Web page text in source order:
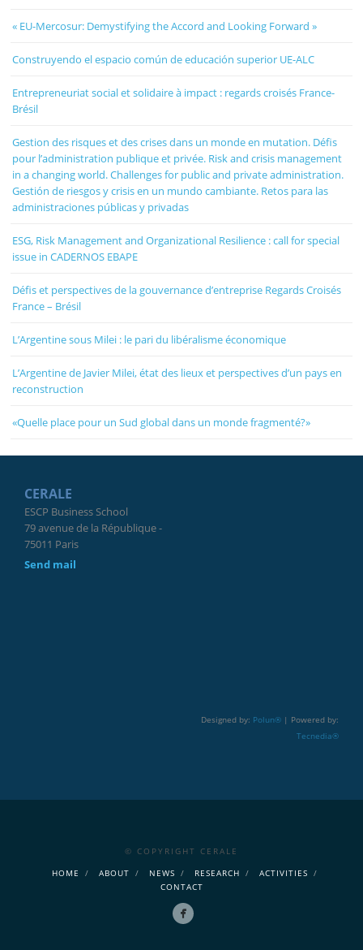
« EU-Mercosur: Demystifying the Accord and Looking Forward »
Construyendo el espacio común de educación superior UE-ALC
Entrepreneuriat social et solidaire à impact : regards croisés France-
Brésil
Gestion des risques et des crises dans un monde en mutation. Défis
pour l’administration publique et privée. Risk and crisis management
in a changing world. Challenges for public and private administration.
Gestión de riesgos y crisis en un mundo cambiante. Retos para las
administraciones públicas y privadas
ESG, Risk Management and Organizational Resilience : call for special
issue in CADERNOS EBAPE
Défis et perspectives de la gouvernance d’entreprise Regards Croisés
France – Brésil
L’Argentine sous Milei : le pari du libéralisme économique
L’Argentine de Javier Milei, état des lieux et perspectives d’un pays en
reconstruction
«Quelle place pour un Sud global dans un monde fragmenté?»
CERALE
ESCP Business School
79 avenue de la République -
75011 Paris
Send mail
Designed by: Polun®| Powered by:
Tecnedia®
© COPYRIGHT CERALE
HOME
ABOUT NEWS RESEARCH
ACTIVITIES
CONTACT